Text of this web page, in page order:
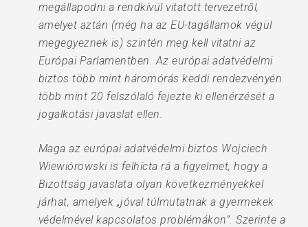
megállapodni a rendkívül vitatott tervezetről,
amelyet aztán (még ha az EU-tagállamok végül
megegyeznek is) szintén meg kell vitatni az
Európai Parlamentben. Az európai adatvédelmi
biztos több mint háromórás keddi rendezvényén
több mint 20 felszólaló fejezte ki ellenérzését a
jogalkotási javaslat ellen.
Maga az európai adatvédelmi biztos Wojciech
Wiewiórowski is felhícta rá a figyelmet, hogy a
Bizottság javaslata olyan következményekkel
járhat, amelyek „jóval túlmutatnak a gyermekek
védelmével kapcsolatos problémákon”. Szerinte a